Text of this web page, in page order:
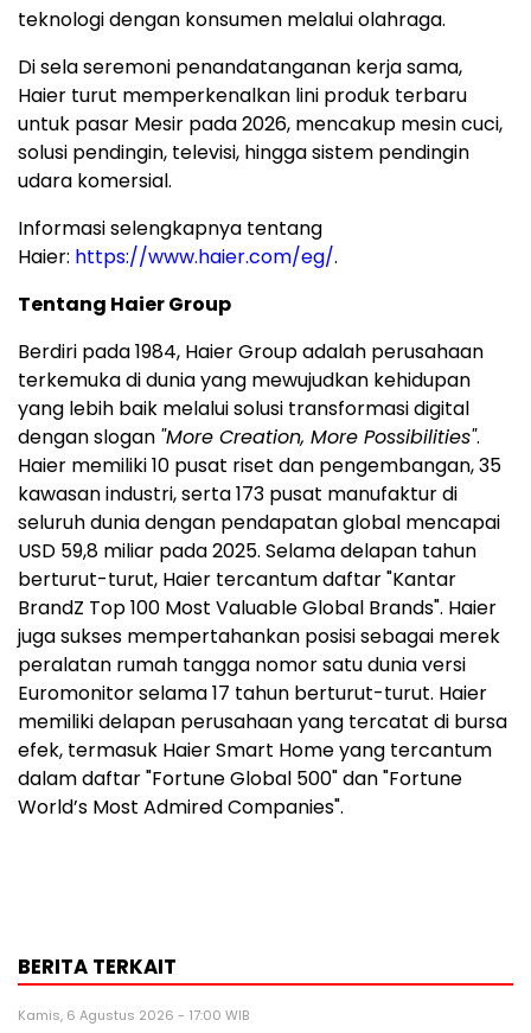
teknologi dengan konsumen melalui olahraga.
Di sela seremoni penandatanganan kerja sama,
Haier turut memperkenalkan lini produk terbaru
untuk pasar Mesir pada 2026, mencakup mesin cuci,
solusi pendingin, televisi, hingga sistem pendingin
udara komersial.
Informasi selengkapnya tentang
Haier: https://www.haier.com/eg/.
Tentang Haier Group
Berdiri pada 1984, Haier Group adalah perusahaan
terkemuka di dunia yang mewujudkan kehidupan
yang lebih baik melalui solusi transformasi digital
dengan slogan "More Creation, More Possibilities".
Haier memiliki 10 pusat riset dan pengembangan, 35
kawasan industri, serta 173 pusat manufaktur di
seluruh dunia dengan pendapatan global mencapai
USD 59,8 miliar pada 2025. Selama delapan tahun
berturut-turut, Haier tercantum daftar "Kantar
BrandZ Top 100 Most Valuable Global Brands". Haier
juga sukses mempertahankan posisi sebagai merek
peralatan rumah tangga nomor satu dunia versi
Euromonitor selama 17 tahun berturut-turut. Haier
memiliki delapan perusahaan yang tercatat di bursa
efek, termasuk Haier Smart Home yang tercantum
dalam daftar "Fortune Global 500" dan "Fortune
World’s Most Admired Companies".
BERITA TERKAIT
Kamis, 6 Agustus 2026 - 17:00 WIB